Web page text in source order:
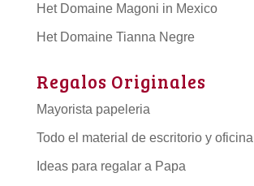
Het Domaine Magoni in Mexico
Het Domaine Tianna Negre
Regalos Originales
Mayorista papeleria
Todo el material de escritorio y
Ideas para regalar a Papa